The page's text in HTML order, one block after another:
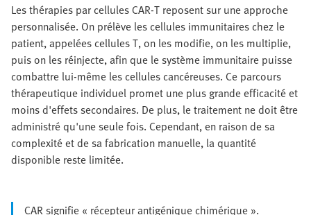
Les thérapies par cellules CAR-T reposent sur une approche
personnalisée. On prélève les cellules immunitaires chez le
patient, appelées cellules T, on les modifie, on les multiplie,
puis on les réinjecte, afin que le système immunitaire puisse
combattre lui-même les cellules cancéreuses. Ce parcours
thérapeutique individuel promet une plus grande efficacité et
moins d'effets secondaires. De plus, le traitement ne doit être
administré qu'une seule fois. Cependant, en raison de sa
complexité et de sa fabrication manuelle, la quantité
disponible reste limitée.
CAR signifie « récepteur antigénique chimérique ».